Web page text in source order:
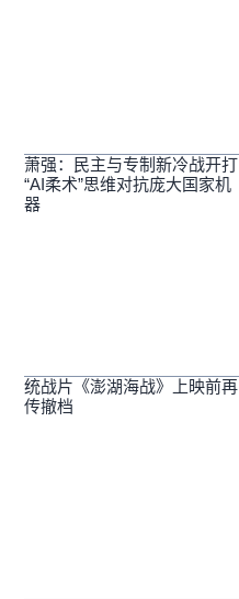
萧强：民主与专制新冷战开打
“AI柔术”思维对抗庞大国家机
器
统战片《澎湖海战》上映前再
传撤档